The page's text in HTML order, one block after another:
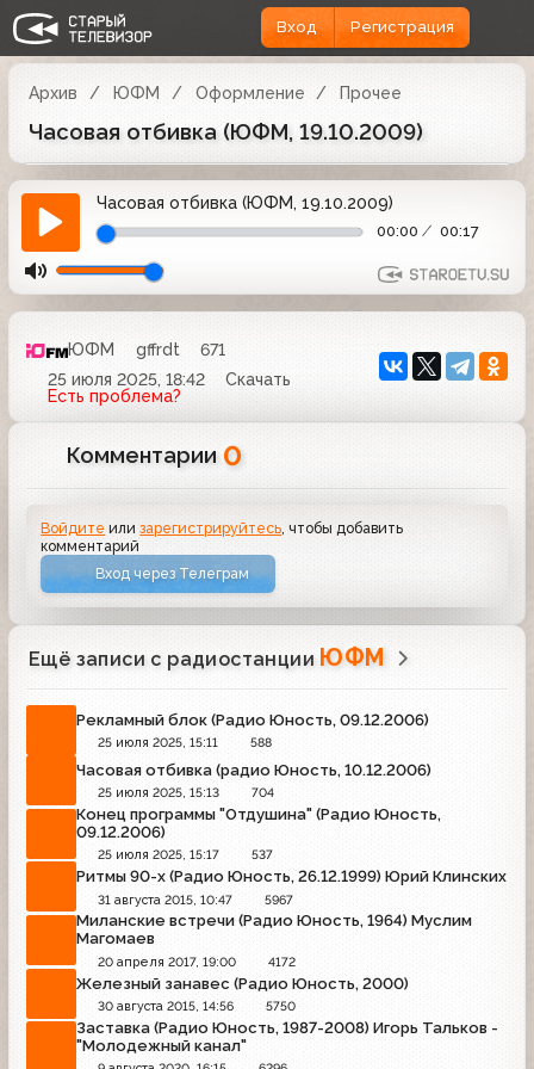
Вход Регистрация
Архив ЮФМ Оформление Прочее
Часовая отбивка (ЮФМ, 19.10.2009)
Часовая отбивка (ЮФМ, 19.10.2009)
00:00 00:17
ЮФМ gffrdt
671
25 июля 2025, 18:42
Скачать
Есть проблема?
Комментарии 0
Войдите илизарегистрируйтесь , чтобы добавить
комментарий
Вход через Телеграм
Ещё записи с радиостанции ЮФМ
Рекламный блок (Радио Юность, 09.12.2006)
25 июля 2025, 15:11 588
Часовая отбивка (радио Юность, 10.12.2006)
25 июля 2025, 15:13 704
Конец программы "Отдушина" (Радио Юность,
09.12.2006)
25 июля 2025, 15:17 537
Ритмы 90-х (Радио Юность, 26.12.1999) Юрий Клинских
31 августа 2015, 10:47 5967
Миланские встречи (Радио Юность, 1964) Муслим
Магомаев
20 апреля 2017, 19:00 4172
Железный занавес (Радио Юность, 2000)
30 августа 2015, 14:56 5750
Заставка (Радио Юность, 1987-2008) Игорь Тальков -
"Молодежный канал"